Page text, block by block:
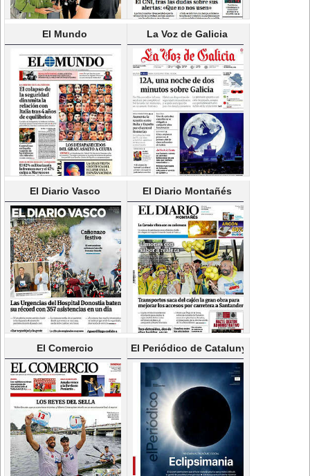
El Mundo La Voz de Galicia
El Diario Vasco El Diario Montañés
El Comercio El Periódico de Catalunya(Català)